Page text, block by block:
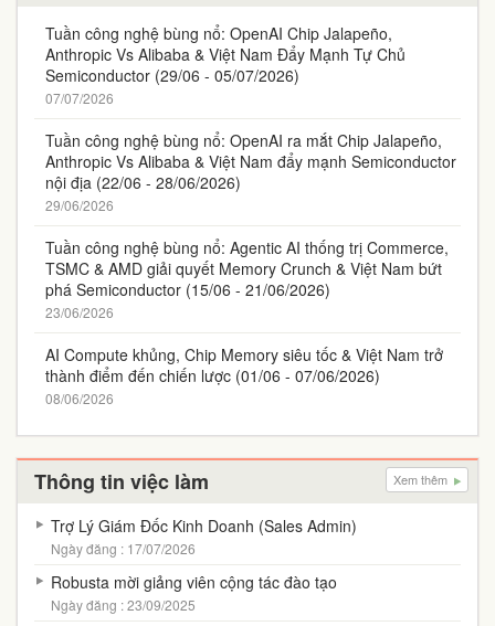
Tuần công nghệ bùng nổ: OpenAI Chip Jalapeño,
Anthropic Vs Alibaba & Việt Nam Đẩy Mạnh Tự Chủ
Semiconductor (29/06 - 05/07/2026)
07/07/2026
Tuần công nghệ bùng nổ: OpenAI ra mắt Chip Jalapeño,
Anthropic Vs Alibaba & Việt Nam đẩy mạnh Semiconductor
nội địa (22/06 - 28/06/2026)
29/06/2026
Tuần công nghệ bùng nổ: Agentic AI thống trị Commerce,
TSMC & AMD giải quyết Memory Crunch & Việt Nam bứt
phá Semiconductor (15/06 - 21/06/2026)
23/06/2026
AI Compute khủng, Chip Memory siêu tốc & Việt Nam trở
thành điểm đến chiến lược (01/06 - 07/06/2026)
08/06/2026
Thông tin việc làm Xem thêm
Trợ Lý Giám Đốc Kinh Doanh (Sales Admin)
Ngày đăng : 17/07/2026
Robusta mời giảng viên cộng tác đào tạo
Ngày đăng : 23/09/2025